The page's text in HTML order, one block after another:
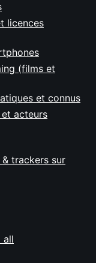
licences
(films et
et connus
acteurs
trackers sur
all